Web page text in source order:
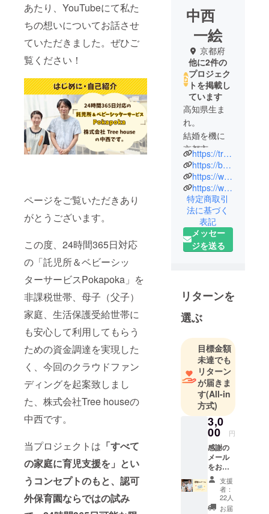
あたり、YouTubeにて私た
ちの想いについてお話させ
ていただきました。ぜひご
覧ください！
ページをご覧いただきあり
がとうございます。
この度、24時間365日対応
の「託児所＆ベビーシッ
ターサービスPokapoka」を
非課税世帯、母子（父子）
家庭、生活保護受給世帯に
も安心して利用してもらう
ための資金調達を実現した
く、今回のクラウドファン
ディングを起案致しまし
た、株式会社Tree houseの
中西です。
当プロジェクトは 「すべて
の家庭に育児支援を」とい
うコンセプトのもと、認可
外保育園ならではの試み
中西
一絵
京都府
他に2件の
プロジェク
トを掲載し
ています
高知県生ま
れ。
結婚を機に
京都市へ。
結婚12年目
でようやく
第一子を授
かり育休を
経て復職。
保育士・幼
稚園教諭歴
16年。
https://tree-house-pokapoka.com/
https://baby-sitter-pokapoka.com/
https://www.youtube.com/@HouseTree0430
https://www.instagram.com/pokapoka_mama_0801/
特定商取引
法に基づく
表記
メッセー
ジを送る
リターンを
選ぶ
目標金額
未達でも
リターン
が届きま
す(All-in
方式)
3,0
00 円
感謝の
メール
をお送
りしま
す 支援
者：
22人
お届